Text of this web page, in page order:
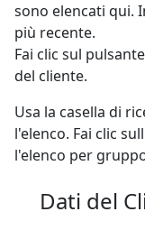
sono elencati qui.
più recente.
Fai clic sul
del cliente.
Usa la casella di
l'elenco. Fai clic
l'elenco per
Dati del